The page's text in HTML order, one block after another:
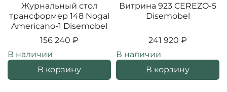
Журнальный стол
трансформер 148 Nogal
Americano-1 Disemobel
156 240 ₽
В наличии
В корзину
Витрина 923 CEREZO-5
Disemobel
241 920 ₽
В наличии
В корзину